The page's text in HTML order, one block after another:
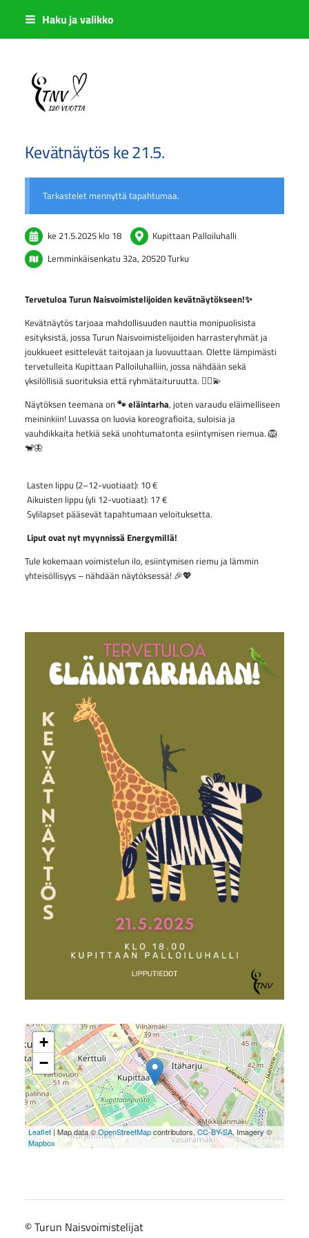
Siirry
sisältöön
Haku ja valikko
Sivuston etusivulle
Kevätnäytös ke 21.5.
Tarkastelet mennyttä tapahtumaa.
ke 21.5.2025 klo 18
Kupittaan Palloiluhalli
Lemminkäisenkatu 32a, 20520 Turku
Tervetuloa Turun Naisvoimistelijoiden kevätnäytökseen!✨
Kevätnäytös tarjoaa mahdollisuuden nauttia monipuolisista
esityksistä, jossa Turun Naisvoimistelijoiden harrasteryhmät ja
joukkueet esittelevät taitojaan ja luovuuttaan. Olette lämpimästi
tervetulleita Kupittaan Palloiluhalliin, jossa nähdään sekä
yksilöllisiä suorituksia että ryhmätaituruutta. 🤸‍♀️💫
Näytöksen teemana on🐾 eläintarha, joten varaudu eläimelliseen
meininkiin! Luvassa on luovia koreografioita, suloisia ja
vauhdikkaita hetkiä sekä unohtumatonta esiintymisen riemua. 🦁
🐒🦋
Lasten lippu (2–12-vuotiaat): 10 €
Aikuisten lippu (yli 12-vuotiaat): 17 €
Sylilapset pääsevät tapahtumaan veloituksetta.
Liput ovat nyt myynnissä Energymillä!
Tule kokemaan voimistelun ilo, esiintymisen riemu ja lämmin
yhteisöllisyys – nähdään näytöksessä! 🎉💖
+
−
Leaflet| Map data ©OpenStreetMapcontributors,CC-BY-SA, Imagery ©
Mapbox
©Turun Naisvoimistelijat